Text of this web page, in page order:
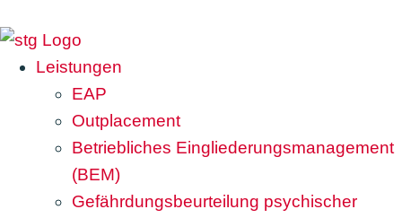
Leistungen
EAP
Outplacement
Betriebliches Eingliederungsmanagement
(BEM)
Gefährdungsbeurteilung psychischer